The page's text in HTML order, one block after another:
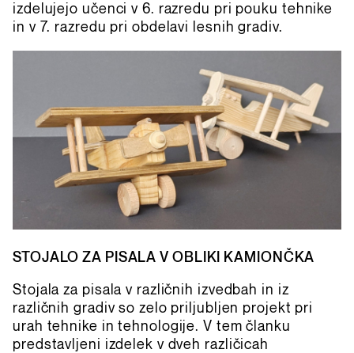
izdelujejo učenci v 6. razredu pri pouku tehnike
in v 7. razredu pri obdelavi lesnih gradiv.
STOJALO ZA PISALA V OBLIKI KAMIONČKA
Stojala za pisala v različnih izvedbah in iz
različnih gradiv so zelo priljubljen projekt pri
urah tehnike in tehnologije. V tem članku
predstavljeni izdelek v dveh različicah